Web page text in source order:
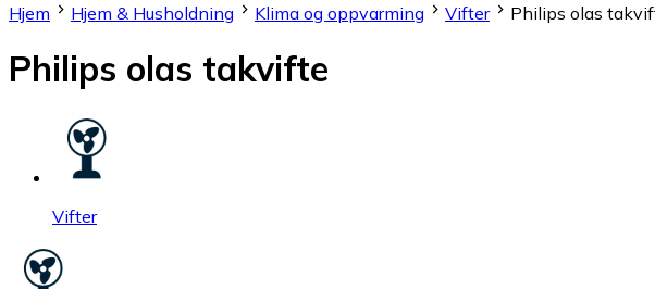
Hjem
Hjem & Husholdning Klima og oppvarming Vifter Philips olas
Philips olas takvifte
Vifter